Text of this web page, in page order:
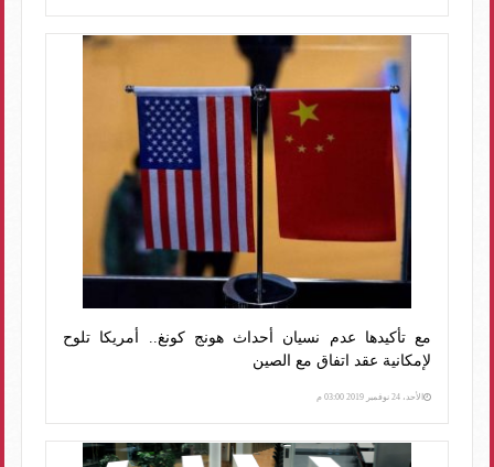
مع تأكيدها عدم نسيان أحداث هونج كونغ.. أمريكا تلوح
لإمكانية عقد اتفاق مع الصين
الأحد، 24 نوفمبر 2019 03:00 م